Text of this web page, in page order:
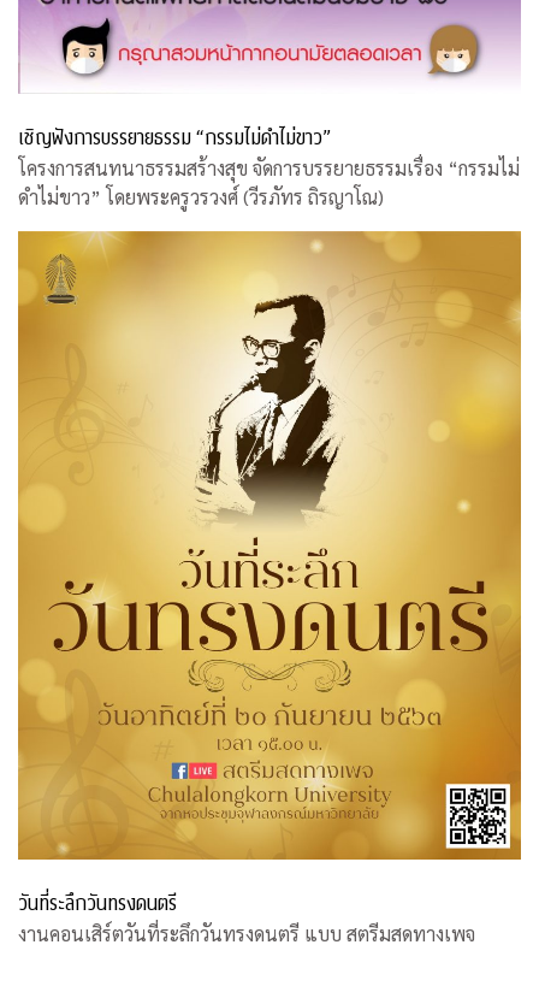
เชิญฟังการบรรยายธรรม “กรรมไม่ดำไม่ขาว”
โครงการสนทนาธรรมสร้างสุข จัดการบรรยายธรรมเรื่อง “กรรมไม่
ดำไม่ขาว” โดยพระครูวรวงศ์ (วีรภัทร ถิรญาโณ)
วันที่ระลึกวันทรงดนตรี
งานคอนเสิร์ตวันที่ระลึกวันทรงดนตรี แบบ สตรีมสดทางเพจ